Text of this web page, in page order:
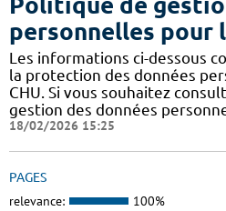
personnelles pour
Les informations ci-dessous
la protection des données
CHU. Si vous souhaitez
gestion des données
18/02/2026 15:25
PAGES
relevance: 100%